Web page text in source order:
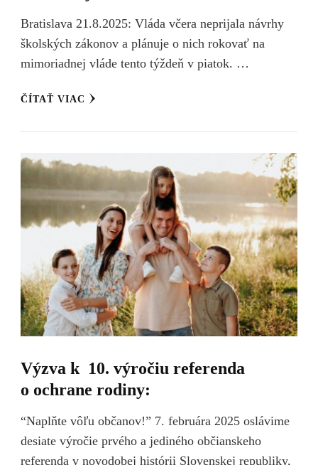
Bratislava 21.8.2025: Vláda včera neprijala návrhy
školských zákonov a plánuje o nich rokovať na
mimoriadnej vláde tento týždeň v piatok. …
ČÍTAŤ VIAC
Výzva k 10. výročiu referenda
o ochrane rodiny:
“Naplňte vôľu občanov!” 7. februára 2025 oslávime
desiate výročie prvého a jediného občianskeho
referenda v novodobej histórii Slovenskej republiky,